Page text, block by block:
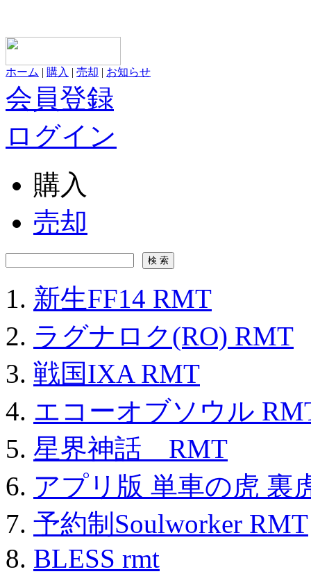
ホーム | 購入 | 売却 | お知らせ
会員登録
ログイン
購入
売却
新生FF14 RMT
ラグナロク(RO) RMT
戦国IXA RMT
エコーオブソウル
星界神話 RMT
アプリ版 単車の虎 裏
予約制Soulworker RMT
BLESS rmt